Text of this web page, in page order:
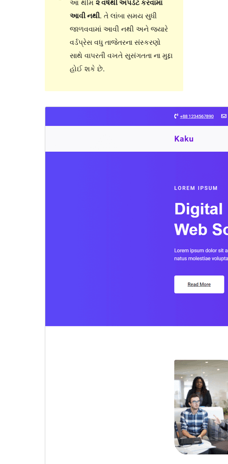
આ થીમ ૨ વર્ષથી અપડેટ કરવામાં
આવી નથી. તે લાંબા સમય સુધી
જાળવવામાં આવી નથી અને જ્યારે
વર્ડપ્રેસ વધુ તાજેતરના સંસ્કરણો
સાથે વાપરતી વખતે સુસંગતતા ના મુદ્દા
હોઈ શકે છે.